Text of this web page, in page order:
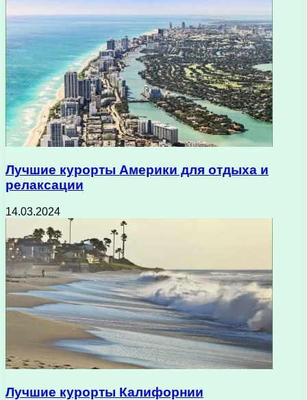
Лучшие курорты Америки для отдыха и
релаксации
14.03.2024
Лучшие курорты Калифорнии